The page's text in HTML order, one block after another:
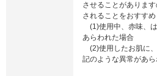
させることがありま
されることをおすすめ
(1)使用中、赤味、
あらわれた場合
(2)使用したお肌に
記のような異常があ